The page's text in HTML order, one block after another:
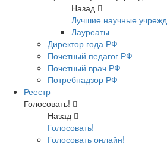
Назад
Лучшие научные
Лауреаты
Директор года РФ
Почетный педагог РФ
Почетный врач РФ
Потребнадзор РФ
Реестр
Голосовать!
Назад
Голосовать!
Голосовать онлайн!